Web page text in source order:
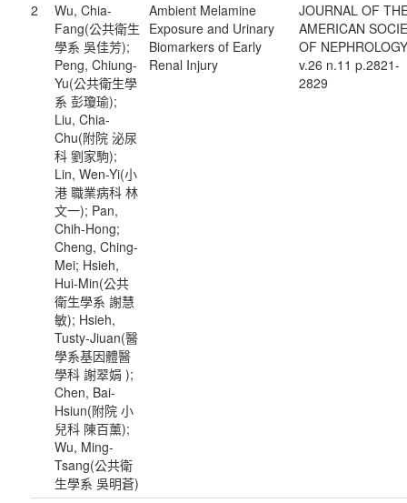
2
Wu, Chia-
Fang(公共衛生
學系 吳佳芳);
Peng, Chiung-
Yu(公共衛生學
系 彭瓊瑜);
Liu, Chia-
Chu(附院 泌尿
科 劉家駒);
Lin, Wen-Yi(小
港 職業病科 林
文一); Pan,
Chih-Hong;
Cheng, Ching-
Mei; Hsieh,
Hui-Min(公共
衛生學系 謝慧
敏); Hsieh,
Tusty-Jiuan(醫
學系基因體醫
學科 謝翠娟 );
Chen, Bai-
Hsiun(附院 小
兒科 陳百薰);
Wu, Ming-
Tsang(公共衛
生學系 吳明蒼)
Ambient Melamine
Exposure and Urinary
Biomarkers of Early
Renal Injury
JOURNAL OF
AMERICAN
OF
v.26 n.11 p.2821-
2829